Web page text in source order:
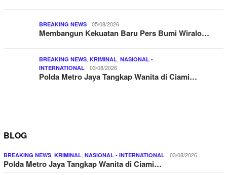
BREAKING NEWS 05/08/2026
Membangun Kekuatan Baru Pers Bumi Wiralo…
BREAKING NEWS KRIMINAL NASIONAL -
INTERNATIONAL
03/08/2026
Polda Metro Jaya Tangkap Wanita di Ciami…
BLOG
BREAKING NEWS KRIMINAL NASIONAL - INTERNATIONAL 03/08/2026
Polda Metro Jaya Tangkap Wanita di Ciami…